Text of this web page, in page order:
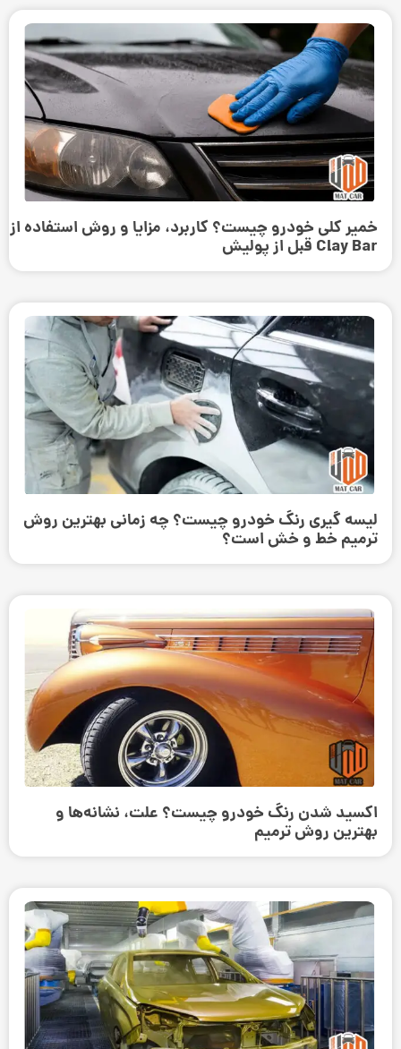
خمیر کلی خودرو چیست؟ کاربرد، مزایا و روش استفاده از
Clay Bar قبل از پولیش
لیسه گیری رنگ خودرو چیست؟ چه زمانی بهترین روش
ترمیم خط و خش است؟
اکسید شدن رنگ خودرو چیست؟ علت، نشانه‌ها و
بهترین روش ترمیم